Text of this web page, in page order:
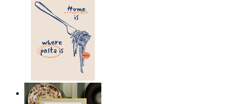
Home Is Where Pasta Is